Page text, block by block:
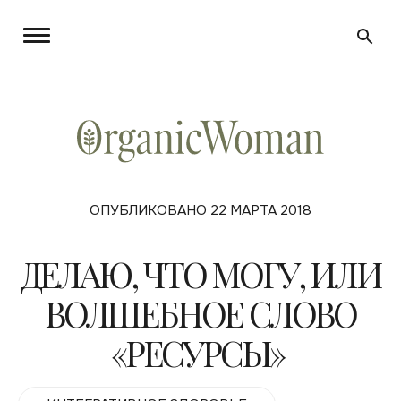
ОПУБЛИКОВАНО 22 МАРТА 2018
ДЕЛАЮ, ЧТО МОГУ, ИЛИ
ВОЛШЕБНОЕ СЛОВО
«РЕСУРСЫ»